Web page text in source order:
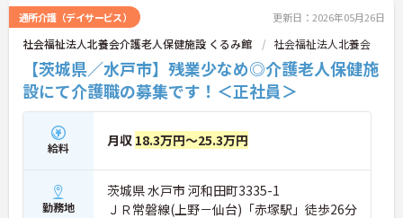
の職場です。介護経験を活かしたい方、福祉の資格
をお持ちの方、安定した法人でキャリアを築きたい
方におすすめです。
★おすすめPOINT★
・生活支援員からスタートし、サービス管理責任者
やエリアマネージャーへと続く明確なステップアッ
プの道筋が用意されています。急成長中の企業であ
るためポストも豊富にあり、専門性を高めながらマ
ネジメント職への挑戦も視野に入れていただけま
・年間休日114日、残業月平均10時間程度という就
業環境に加え、産前産後休暇や育児休暇制度がしっ
通所介護（デイサービス） 更新日：2026年05月26日
社会福祉法人北養会介護老人保健施設 くるみ館 社会福祉法人北養会
【茨城県／水戸市】残業少なめ◎介護老人保健施
設にて介護職の募集です！＜正社員＞
給料 月収 18.3万円～25.3万円
勤務地
茨城県 水戸市 河和田町3335-1
ＪＲ常磐線(上野－仙台)「赤塚駅」徒歩26分